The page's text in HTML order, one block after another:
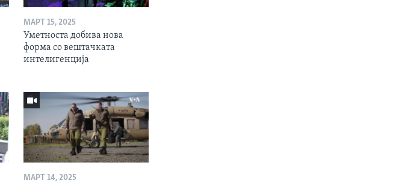
МАРТ 15, 2025
Уметноста добива нова
форма со вештачката
интелигенција
МАРТ 14, 2025